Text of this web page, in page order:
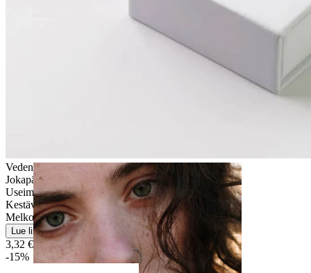
Vedenkestävä
Jokapäiväiseen käyttöön
Useimmille ihotyypeille
Kestävä
Melko helppo
Lue lisää
3,32 € 3,90 €
-15%